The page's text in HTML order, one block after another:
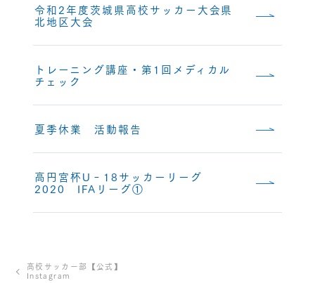
令和2年度茨城県高校サッカー大会県
北地区大会
トレーニング講座・第1回メディカル
チェック
夏季休業 活動報告
高円宮杯U‐18サッカーリーグ
2020 IFAリーグ①
高校サッカー部【公式】
Instagram